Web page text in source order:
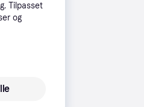
Tilpasset
og